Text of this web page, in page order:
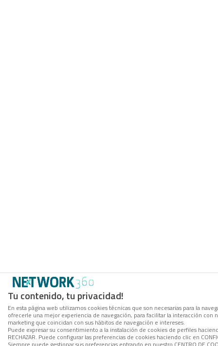
Tu contenido, tu privacidad!
En esta página web utilizamos cookies técnicas que son necesarias para la
ofrecerle una mejor experiencia de navegación, para facilitar la interacción
marketing que coincidan con sus hábitos de navegación e intereses.
Puede expresar su consentimiento a la instalación de cookies de perfiles
RECHAZAR. Puede configurar las preferencias de cookies haciendo clic en